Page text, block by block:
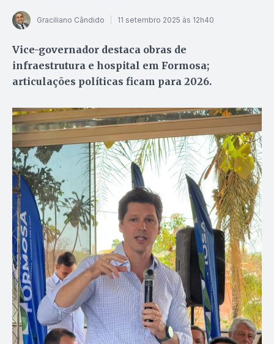
Graciliano Cândido 11 setembro 2025 às 12h40
Vice-governador destaca obras de
infraestrutura e hospital em Formosa;
articulações políticas ficam para 2026.